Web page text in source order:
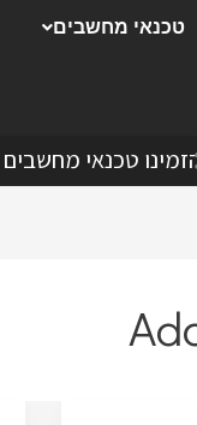
טכנאי מחשבים
טכנאי מחשבים